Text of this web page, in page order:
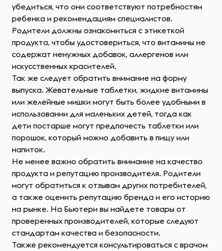
убедиться, что они соответствуют потребностям
ребенка и рекомендациям специалистов.
Родители должны ознакомиться с этикеткой
продукта, чтобы удостовериться, что витамины не
содержат ненужных добавок, аллергенов или
искусственных красителей.
Так же следует обратить внимание на форму
выпуска. Жевательные таблетки, жидкие витамины
или желейные мишки могут быть более удобными в
использовании для маленьких детей, тогда как
дети постарше могут предпочесть таблетки или
порошок, который можно добавить в пищу или
напиток.
Не менее важно обратить внимание на качество
продукта и репутацию производителя. Родители
могут обратиться к отзывам других потребителей,
а также оценить репутацию бренда и его историю
на рынке. На Бьютери вы найдете товары от
проверенных производителей, которые следуют
стандартам качества и безопасности.
Также рекомендуется консультироваться с врачом